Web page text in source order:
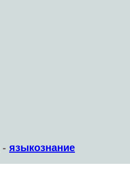
- языкознание